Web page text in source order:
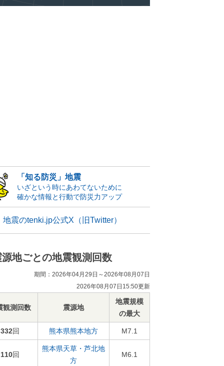
「知る防災」地震
いざという時にあわてないために
確かな情報と行動で防災力アップ
地震のtenki.jp公式X（旧Twitter）
源地ごとの地震観測回数
期間：2026年04月29日～2026年08月07日
2026年08月07日15:50更新
観測回数 震源地
地震規模
の最大
332回 熊本県熊本地方 M7.1
110回
熊本県天草・芦北地
方
M6.1